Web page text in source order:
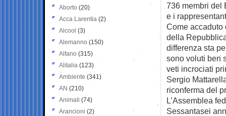
736 membri del
e i
Come accaduto
della
differenza sta
sono voluti ben
veti incrociati
Sergio
riconferma del
L’Assemblea
Sessantasei
Aborto (20)
Acca Larentia (2)
Alcool (3)
Alemanno (150)
Alfano (315)
Alitalia (123)
Ambiente (341)
AN (210)
Animali (74)
Arancioni (2)